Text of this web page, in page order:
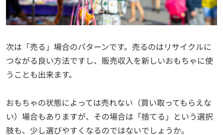
次は「売る」場合のパターンです。売るのはリサイクルに
つながる良い方法ですし、販売収入を新しいおもちゃに使
うことも出来ます。
おもちゃの状態によっては売れない（買い取ってもらえな
い）場合もありますが、その場合は「捨てる」という選択
肢も、少し選びやすくなるのではないでしょうか。